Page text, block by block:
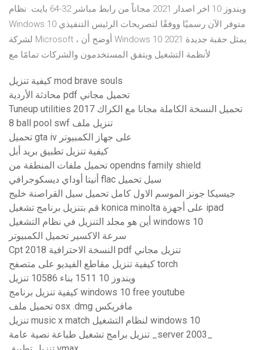
ويندوز 10 اخر اصدار 2021 مجاناً من رابط مباشر 32-64 بايت. نظام
Windows 10 متوفر الآن رسميًا ووفقًا لتصريحات الرئيس التنفيذي
لشركة Microsoft ، أوضح أن Windows 10 2021 يمثل حقبة جديدة
لأنظمة التشغيل ويتفق المستخدمون والشركات تمامًا مع
كيفية تنزيل mod brave souls
محادثة الأردية pdf تحميل مجاني
Tuneup utilities 2017 تحميل النسخة الكاملة مجانا مع الكراك
8 ball pool swf تنزيل ملف
تحميل gta iv على جهاز الكمبيوتر
كيفية تنزيل تطبيق بريد أبل
تحميل ملفات المنطقة من opendns family shield
أنيتا أوداي ديسكوجرافي flac سيل تحميل
جيسيكا جونز الموسم الاول كامل تحميل سيل القراصنة خليج
قم بتنزيل برنامج تشغيل konica minolta على أجهزة ipad
أين هو مجلد التنزيل في نظام التشغيل windows 10
سرعة الاكسير تحميل الكمبيوتر
Cpt 2018 النسخة الاحترافية pdf تنزيل مجاني
كيفية تنزيل مقاطع الفيديو على متصفح torch
ويندوز 10 1511 بناء 10586 تنزيل
كيفية تنزيل برنامج windows 10 free youtube
تحميل ملف osx .dmg مافريكس
تنزيل music x match لنظام التشغيل windows 10
تنزيل برامج تشغيل طباعة نصية عامة _server 2003_